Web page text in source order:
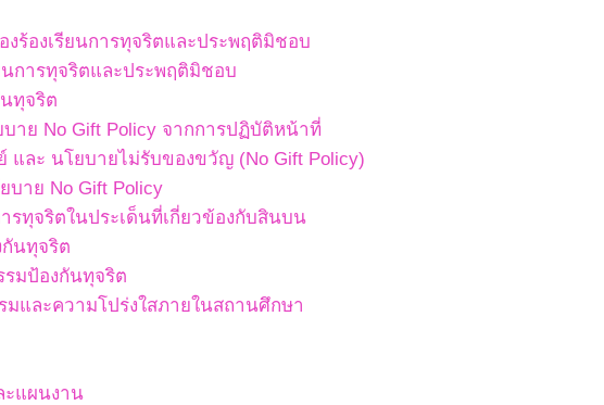
งร้องเรียนการทุจริตและประพฤติมิชอบ
นการทุจริตและประพฤติมิชอบ
ทุจริต
าย No Gift Policy จากการปฏิบัติหน้าที่
และ นโยบายไม่รับของขวัญ (No Gift Policy)
บาย No Gift Policy
รทุจริตในประเด็นที่เกี่ยวข้องกับสินบน
กันทุจริต
รมป้องกันทุจริต
มและความโปร่งใสภายในสถานศึกษา
ะแผนงาน